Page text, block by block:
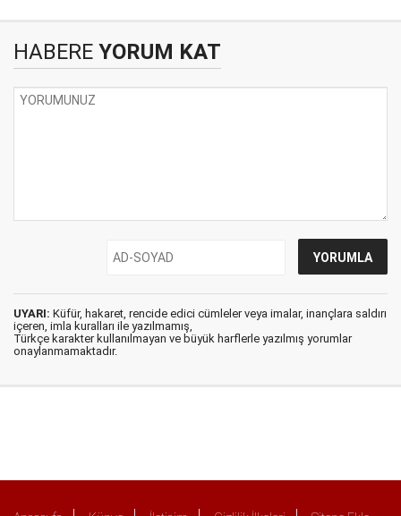
HABERE YORUM KAT
UYARI: Küfür, hakaret, rencide edici cümleler veya imalar, inançlara saldırı
içeren, imla kuralları ile yazılmamış,
Türkçe karakter kullanılmayan ve büyük harflerle yazılmış yorumlar
onaylanmamaktadır.